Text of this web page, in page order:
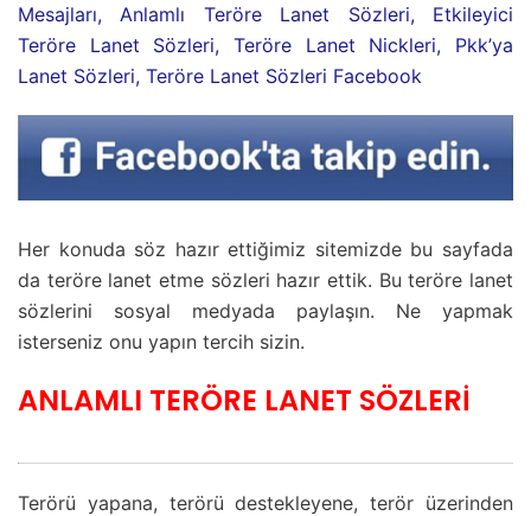
Mesajları, Anlamlı Teröre Lanet Sözleri, Etkileyici
Teröre Lanet Sözleri, Teröre Lanet Nickleri, Pkk’ya
Lanet Sözleri, Teröre Lanet Sözleri Facebook
Her konuda söz hazır ettiğimiz sitemizde bu sayfada
da teröre lanet etme sözleri hazır ettik. Bu teröre lanet
sözlerini sosyal medyada paylaşın. Ne yapmak
isterseniz onu yapın tercih sizin.
ANLAMLI TERÖRE LANET SÖZLERİ
Terörü yapana, terörü destekleyene, terör üzerinden